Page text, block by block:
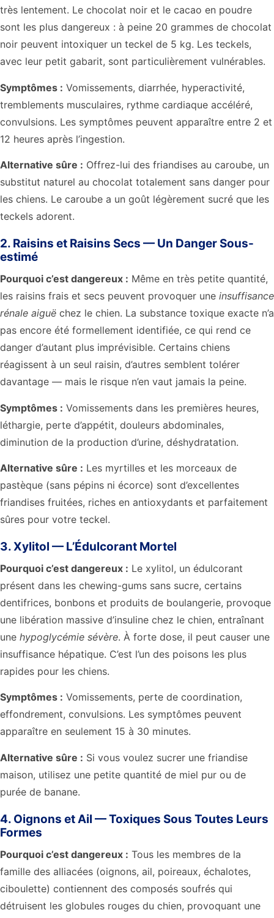
très lentement. Le chocolat noir et le cacao en poudre
sont les plus dangereux : à peine 20 grammes de chocolat
noir peuvent intoxiquer un teckel de 5 kg. Les teckels,
avec leur petit gabarit, sont particulièrement vulnérables.
Symptômes : Vomissements, diarrhée, hyperactivité,
tremblements musculaires, rythme cardiaque accéléré,
convulsions. Les symptômes peuvent apparaître entre 2 et
12 heures après l’ingestion.
Alternative sûre : Offrez-lui des friandises au caroube, un
substitut naturel au chocolat totalement sans danger pour
les chiens. Le caroube a un goût légèrement sucré que les
teckels adorent.
2. Raisins et Raisins Secs — Un Danger Sous-
estimé
Pourquoi c’est dangereux : Même en très petite quantité,
les raisins frais et secs peuvent provoquer une insuffisance
rénale aiguë chez le chien. La substance toxique exacte n’a
pas encore été formellement identifiée, ce qui rend ce
danger d’autant plus imprévisible. Certains chiens
réagissent à un seul raisin, d’autres semblent tolérer
davantage — mais le risque n’en vaut jamais la peine.
Symptômes : Vomissements dans les premières heures,
léthargie, perte d’appétit, douleurs abdominales,
diminution de la production d’urine, déshydratation.
Alternative sûre : Les myrtilles et les morceaux de
pastèque (sans pépins ni écorce) sont d’excellentes
friandises fruitées, riches en antioxydants et parfaitement
sûres pour votre teckel.
3. Xylitol — L’Édulcorant Mortel
Pourquoi c’est dangereux : Le xylitol, un édulcorant
présent dans les chewing-gums sans sucre, certains
dentifrices, bonbons et produits de boulangerie, provoque
une libération massive d’insuline chez le chien, entraînant
une hypoglycémie sévère. À forte dose, il peut causer une
insuffisance hépatique. C’est l’un des poisons les plus
rapides pour les chiens.
Symptômes : Vomissements, perte de coordination,
effondrement, convulsions. Les symptômes peuvent
apparaître en seulement 15 à 30 minutes.
Alternative sûre : Si vous voulez sucrer une friandise
maison, utilisez une petite quantité de miel pur ou de
purée de banane.
4. Oignons et Ail — Toxiques Sous Toutes Leurs
Formes
Pourquoi c’est dangereux : Tous les membres de la
famille des alliacées (oignons, ail, poireaux, échalotes,
ciboulette) contiennent des composés soufrés qui
détruisent les globules rouges du chien, provoquant une